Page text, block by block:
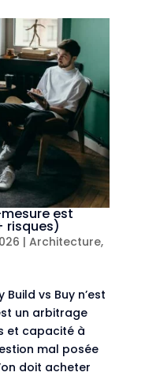
est
risques)
| Architecture,
vs Buy n’est
un arbitrage
et capacité à
mal posée
doit acheter